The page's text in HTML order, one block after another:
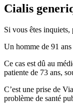
Cialis
Si vous êtes inquiets,
Un homme de 91
Ce cas est dû au
patiente de 73 ans,
C’est une prise de
problème de santé